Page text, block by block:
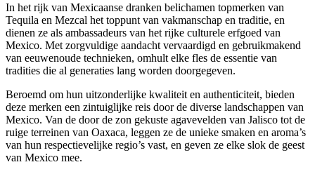
In het rijk van Mexicaanse dranken belichamen topmerken van
Tequila en Mezcal het toppunt van vakmanschap en traditie, en
dienen ze als ambassadeurs van het rijke culturele erfgoed van
Mexico. Met zorgvuldige aandacht vervaardigd en gebruikmakend
van eeuwenoude technieken, omhult elke fles de essentie van
tradities die al generaties lang worden doorgegeven.
Beroemd om hun uitzonderlijke kwaliteit en authenticiteit, bieden
deze merken een zintuiglijke reis door de diverse landschappen van
Mexico. Van de door de zon gekuste agavevelden van Jalisco tot de
ruige terreinen van Oaxaca, leggen ze de unieke smaken en aroma’s
van hun respectievelijke regio’s vast, en geven ze elke slok de geest
van Mexico mee.